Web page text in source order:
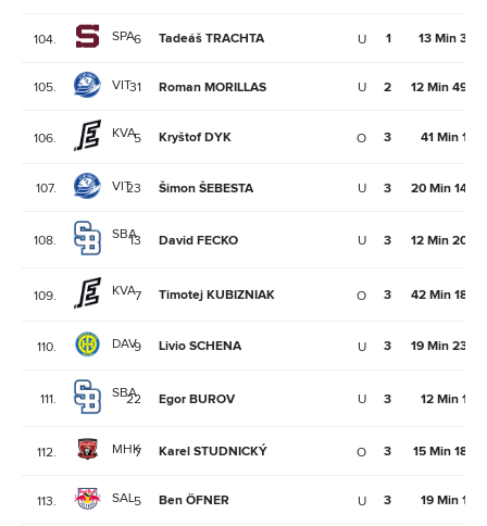
104. SPA6 Tadeáš TRACHTA U 1 13 Min
105. VIT31 Roman MORILLAS U 2 12 Min
106. KVA5 Kryštof DYK O 3 41 Min
107. VIT23 Šimon ŠEBESTA U 3 20 Min
108. SBA13 David FECKO U 3 12 Min
109. KVA7 Timotej KUBIZNIAK O 3 42 Min
110. DAV9 Livio SCHENA U 3 19 Min
111. SBA
22 Egor BUROV U 3 12 Min
112. MHK7 Karel STUDNICKÝ O 3 15 Min
113. SAL5 Ben ÖFNER U 3 19 Min